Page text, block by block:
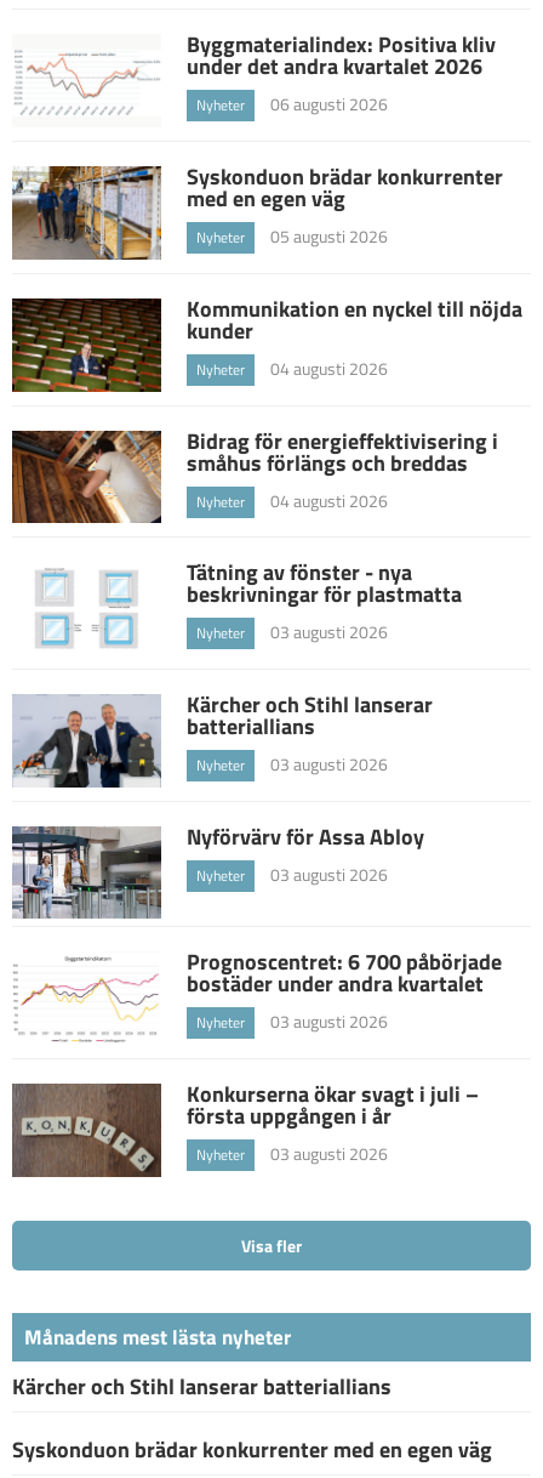
Byggmaterialindex: Positiva kliv
under det andra kvartalet 2026
Nyheter 06 augusti 2026
Syskonduon brädar konkurrenter
med en egen väg
Nyheter 05 augusti 2026
Kommunikation en nyckel till nöjda
kunder
Nyheter 04 augusti 2026
Bidrag för energieffektivisering i
småhus förlängs och breddas
Nyheter 04 augusti 2026
Tätning av fönster - nya
beskrivningar för plastmatta
Nyheter 03 augusti 2026
Kärcher och Stihl lanserar
batteriallians
Nyheter 03 augusti 2026
Nyförvärv för Assa Abloy
Nyheter 03 augusti 2026
Prognoscentret: 6 700 påbörjade
bostäder under andra kvartalet
Nyheter 03 augusti 2026
Konkurserna ökar svagt i juli –
första uppgången i år
Nyheter 03 augusti 2026
Visa fler
Månadens mest lästa nyheter
Kärcher och Stihl lanserar batteriallians
Syskonduon brädar konkurrenter med en egen väg